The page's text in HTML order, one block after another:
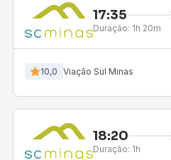
17:35
Duração: 1h 20m
10,0 Viação Sul Minas
18:20
Duração: 1h